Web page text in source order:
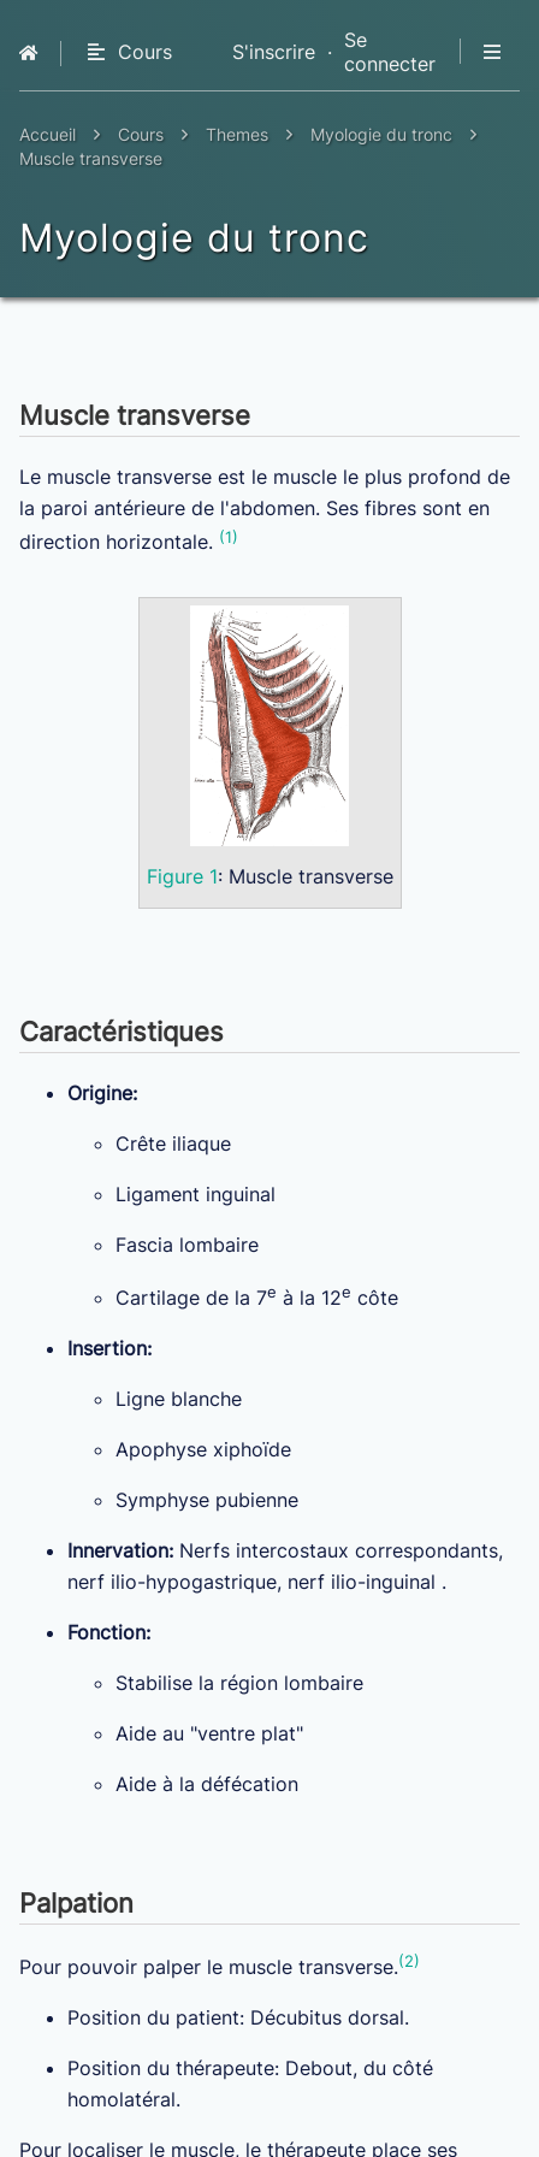
Cours
Premium
S'inscrire · Se
connecter
Accueil Cours Themes
Myologie du tronc
Muscle transverse
Myologie du tronc
Muscle transverse
Le muscle transverse est le muscle le plus profond de
la paroi antérieure de l'abdomen. Ses fibres sont en
direction horizontale. (1)
Figure 1: Muscle transverse
Caractéristiques
Origine:
Crête iliaque
Ligament inguinal
Fascia lombaire
Cartilage de la 7e à la 12e côte
Insertion:
Ligne blanche
Apophyse xiphoïde
Symphyse pubienne
Innervation: Nerfs intercostaux correspondants,
nerf ilio-hypogastrique, nerf ilio-inguinal .
Fonction:
Stabilise la région lombaire
Aide au "ventre plat"
Aide à la défécation
Palpation
Pour pouvoir palper le muscle transverse.(2)
Position du patient: Décubitus dorsal.
Position du thérapeute: Debout, du côté
homolatéral.
Pour localiser le muscle, le thérapeute place ses